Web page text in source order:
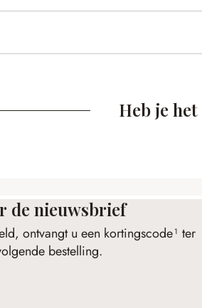
Heb je
de nieuwsbrief
ontvangt u een kortingscode¹ ter
bestelling.